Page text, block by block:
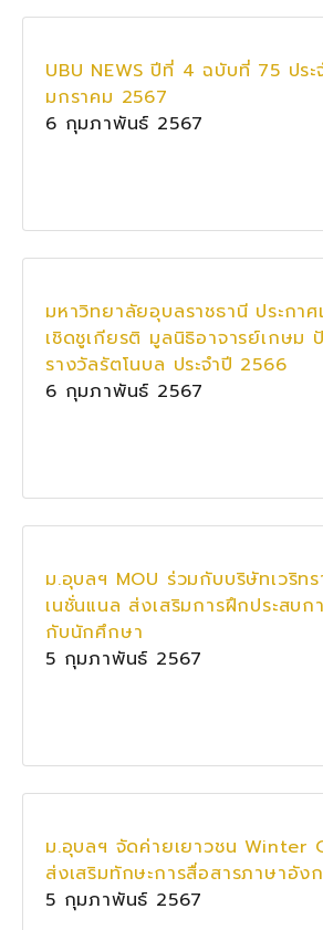
UBU NEWS ปีที่ 4 ฉบับที่ 75 ประ
มกราคม 2567
6 กุมภาพันธ์ 2567
มหาวิทยาลัยอุบลราชธานี ประกา
เชิดชูเกียรติ มูลนิธิอาจารย์เกษม
รางวัลรัตโนบล ประจำปี 2566
6 กุมภาพันธ์ 2567
ม.อุบลฯ MOU ร่วมกับบริษัทเวริท
เนชั่นแนล ส่งเสริมการฝึกประสบ
กับนักศึกษา
5 กุมภาพันธ์ 2567
ม.อุบลฯ จัดค่ายเยาวชน Winter
ส่งเสริมทักษะการสื่อสารภาษาอัง
5 กุมภาพันธ์ 2567